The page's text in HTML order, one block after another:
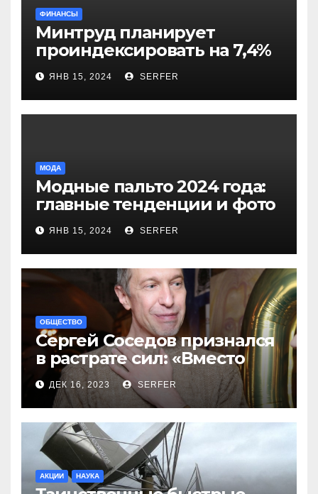
ФИНАНСЫ
Минтруд планирует
проиндексировать на 7,4%
более 40 выплат и
компенсаций
ЯНВ 15, 2024 SERFER
МОДА
Модные пальто 2024 года:
главные тенденции и фото
новинок
ЯНВ 15, 2024 SERFER
ОБЩЕСТВО
Сергей Соседов признался
в растрате сил: «Вместо
меня взяли Пригожина»
ДЕК 16, 2023 SERFER
АКЦИИ НАУКА